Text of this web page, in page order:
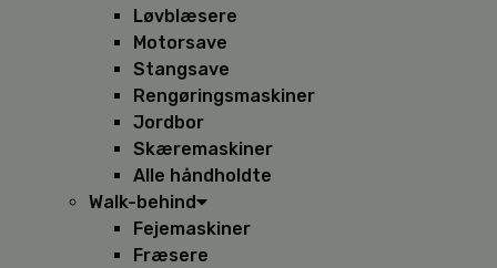
Løvblæsere
Motorsave
Stangsave
Rengøringsmaskiner
Jordbor
Skæremaskiner
Alle håndholdte
Walk-behind
Fejemaskiner
Fræsere